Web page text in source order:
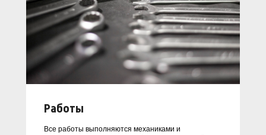
Работы
Все работы выполняются механиками и